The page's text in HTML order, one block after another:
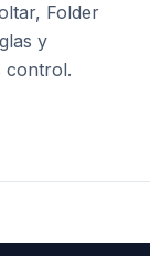
Folder
y
control.